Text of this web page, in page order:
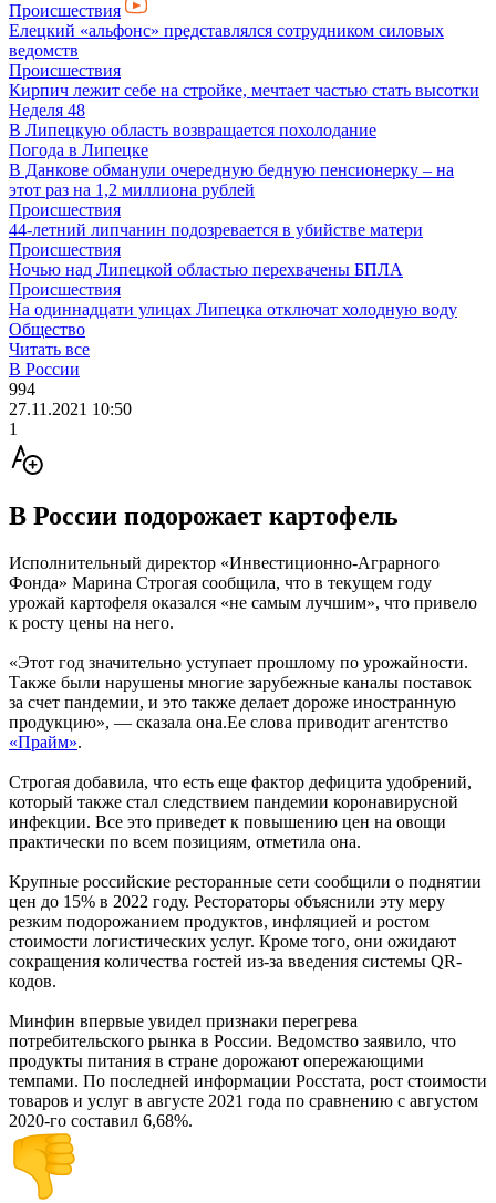
Происшествия
Елецкий «альфонс» представлялся сотрудником силовых
ведомств
Происшествия
Кирпич лежит себе на стройке, мечтает частью стать высотки
Неделя 48
В Липецкую область возвращается похолодание
Погода в Липецке
В Данкове обманули очередную бедную пенсионерку – на
этот раз на 1,2 миллиона рублей
Происшествия
44-летний липчанин подозревается в убийстве матери
Происшествия
Ночью над Липецкой областью перехвачены БПЛА
Происшествия
На одиннадцати улицах Липецка отключат холодную воду
Общество
Читать все
В России
994
27.11.2021 10:50
1
В России подорожает картофель
Исполнительный директор «Инвестиционно-Аграрного
Фонда» Марина Строгая сообщила, что в текущем году
урожай картофеля оказался «не самым лучшим», что привело
к росту цены на него.
«Этот год значительно уступает прошлому по урожайности.
Также были нарушены многие зарубежные каналы поставок
за счет пандемии, и это также делает дороже иностранную
продукцию», — сказала она.Ее слова приводит агентство
«Прайм».
Строгая добавила, что есть еще фактор дефицита удобрений,
который также стал следствием пандемии коронавирусной
инфекции. Все это приведет к повышению цен на овощи
практически по всем позициям, отметила она.
Крупные российские ресторанные сети сообщили о поднятии
цен до 15% в 2022 году. Рестораторы объяснили эту меру
резким подорожанием продуктов, инфляцией и ростом
стоимости логистических услуг. Кроме того, они ожидают
сокращения количества гостей из-за введения системы QR-
кодов.
Минфин впервые увидел признаки перегрева
потребительского рынка в России. Ведомство заявило, что
продукты питания в стране дорожают опережающими
темпами. По последней информации Росстата, рост стоимости
товаров и услуг в августе 2021 года по сравнению с августом
2020-го составил 6,68%.